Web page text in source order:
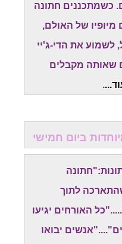
כשמתכננים חתונה
של האולם,
לשמוע את הדי-ג'יי
שאותה מקבלים
...
.
ביום חמישי
לתוך
האורחים יגיעו
יבואו